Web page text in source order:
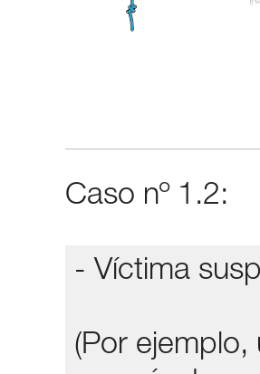
Caso nº 1.2:
- Víctima
(Por